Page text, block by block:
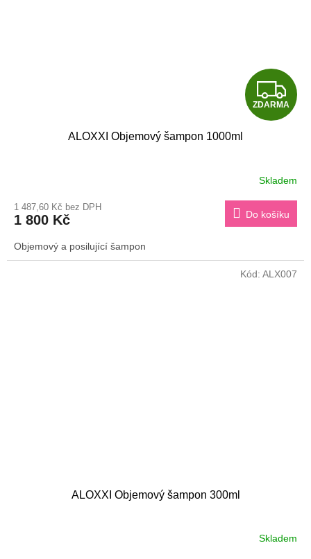
Z
D
R
M
A
ZDARMA
ALOXXI Objemový šampon 1000ml
Skladem
1 487,60 Kč bez DPH
1 800 Kč Do košíku
Objemový a posilující šampon
ALOXXI Objemový šampon 300ml
Skladem
Kód: ALX007